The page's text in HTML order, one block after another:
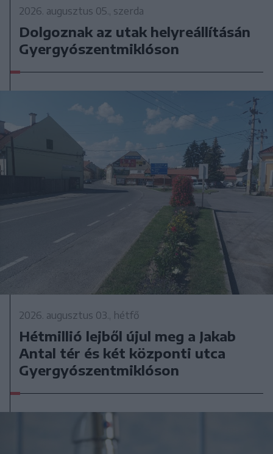
2026. augusztus 05., szerda
Dolgoznak az utak helyreállításán
Gyergyószentmiklóson
2026. augusztus 03., hétfő
Hétmillió lejből újul meg a Jakab
Antal tér és két központi utca
Gyergyószentmiklóson